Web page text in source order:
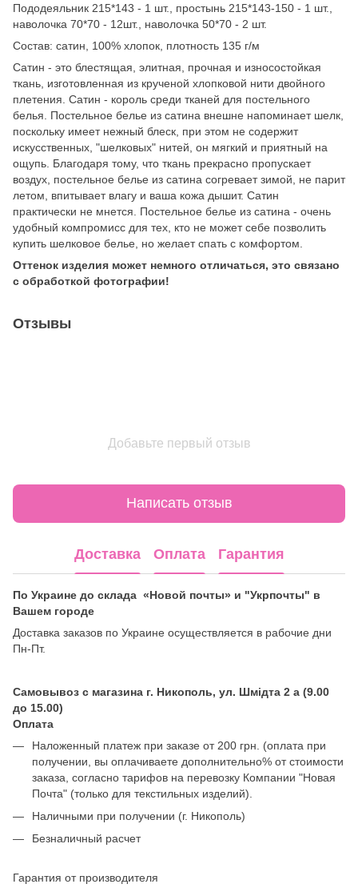
Пододеяльник 215*143 - 1 шт., простынь 215*143-150 - 1 шт.,
наволочка 70*70 - 12шт., наволочка 50*70 - 2 шт.
Состав: сатин, 100% хлопок, плотность 135 г/м
Сатин - это блестящая, элитная, прочная и износостойкая
ткань, изготовленная из крученой хлопковой нити двойного
плетения. Сатин - король среди тканей для постельного
белья. Постельное белье из сатина внешне напоминает шелк,
поскольку имеет нежный блеск, при этом не содержит
искусственных, "шелковых" нитей, он мягкий и приятный на
ощупь. Благодаря тому, что ткань прекрасно пропускает
воздух, постельное белье из сатина согревает зимой, не парит
летом, впитывает влагу и ваша кожа дышит. Сатин
практически не мнется. Постельное белье из сатина - очень
удобный компромисс для тех, кто не может себе позволить
купить шелковое белье, но желает спать с комфортом.
Оттенок изделия может немного отличаться, это связано
с обработкой фотографии!
Отзывы
Добавьте первый отзыв
Написать отзыв
Доставка Оплата Гарантия
По Украине до склада «Новой почты» и "Укрпочты" в
Вашем городе
Доставка заказов по Украине осуществляется в рабочие дни
Пн-Пт.
Самовывоз с магазина г. Никополь, ул. Шмідта 2 а (9.00
до 15.00)
Оплата
Наложенный платеж при заказе от 200 грн. (оплата при
получении, вы оплачиваете дополнительно% от стоимости
заказа, согласно тарифов на перевозку Компании "Новая
Почта" (только для текстильных изделий).
Наличными при получении (г. Никополь)
Безналичный расчет
Гарантия от производителя